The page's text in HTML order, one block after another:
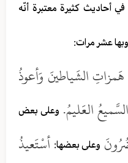
في أحاديث كثيرة معتبرة أنّه
عشر مرات:
هَمزاتِ الشَياطينَ وَأعوذُ
العَليمُ. وعلى بعض
وعلى بعضها: أسْتَعيذُ